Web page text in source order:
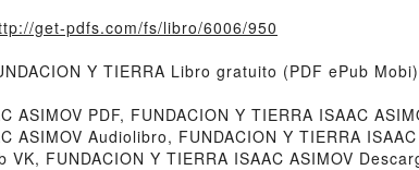
get-pdfs.com/fs/libro/6006/950
Y TIERRA Libro gratuito (PDF ePub
ASIMOV PDF, FUNDACION Y TIERRA ISAAC
ASIMOV Audiolibro, FUNDACION Y TIERRA
VK, FUNDACION Y TIERRA ISAAC ASIMOV